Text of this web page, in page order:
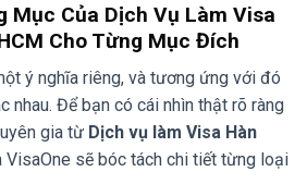
Mục Của Dịch Vụ Làm Visa
Cho Từng Mục Đích
ý nghĩa riêng, và tương ứng với đó
nhau. Để bạn có cái nhìn thật rõ ràng
gia từ Dịch vụ làm Visa Hàn
VisaOne sẽ bóc tách chi tiết từng loại